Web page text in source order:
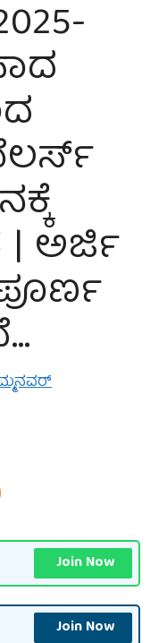
| ಅರ್ಜಿ
Join Now
Join Now